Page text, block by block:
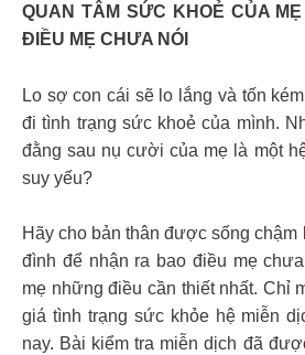
QUAN TÂM SỨC KHOẺ CỦA
ĐIỀU MẸ CHƯA NÓI
Lo sợ con cái sẽ lo lắng và tốn
đi tình trạng sức khoẻ của mình.
đằng sau nụ cười của mẹ là một
suy yếu?
Hãy cho bản thân được sống
đình để nhận ra bao điều mẹ
mẹ những điều cần thiết nhất. Chỉ
giá tình trạng sức khỏe hệ miễn
nay. Bài kiểm tra miễn dịch đã